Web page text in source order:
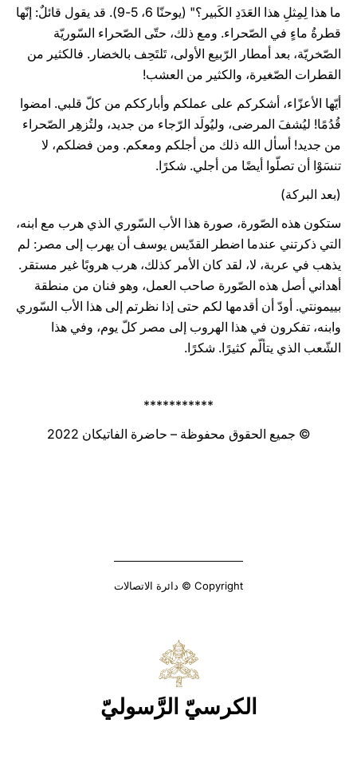
ما هذا لِمِثلِ هذا العَدَدِ الكَبير؟" (يوحنّا 6، 5-9). قد يقول قائلٌ: إنّها
قطرةُ ماءٍ في الصّحراء. ومع ذلك، حتّى الصّحراء السّوريّة
الصّخريّة، بعد أمطار الرّبيع الأولى، تَلتَحِف بالخضار. فالكثير من
القطرات الصّغيرة، والكثير من العشب!
أيّها الأعزّاء، أشكركم على عملكم وأبارككم من كلّ قلبي. امضوا
قُدُمًا! ليُشفَ المرضى، وليُولَد الرّجاء من جديد، ولتُزهِر الصّحراء
من جديد! أسأل الله ذلك من أجلكم ومعكم. ومن فضلكم، لا
تنسَوْا أن تصلّوا أيضًا من أجلي. شكرًا.
(بعد البركة)
ستكون هذه الصّورة، صورة هذا الأب السّوري الذي هرب مع ابنه،
التي ذكرتني عندما اضطر القدّيس يوسف أن يهرب إلى مصر: لم
يذهب في عربة، لا، لقد كان الأمر كذلك، هرب هروبًا غير مستقر.
أهداني أصل هذه الصّورة صاحب العمل، وهو فنان من منطقة
بييمونتي. أودّ أن أقدمها لكم حتى إذا نظرتم إلى هذا الأب السّوري
وابنه، تفكرون في هذا الهروب إلى مصر كلّ يوم، وفي هذا
الشّعب الذي يتألّم كثيرًا. شكرًا.
***********
© جميع الحقوق محفوظة – حاضرة الفاتيكان 2022
Copyright © دائرة الاتصالات
الكرسيّ الرَّسوليّ